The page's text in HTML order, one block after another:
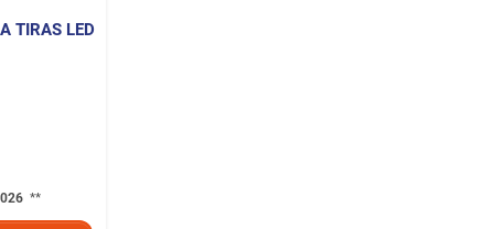
TIRAS LED
**